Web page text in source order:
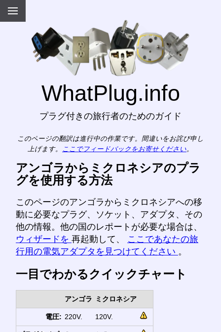
WhatPlug.info
プラグ付きの旅行者のためのガイド
このページの翻訳は進行中の作業です。間違いをお詫び申し
上げます。
ここでフィードバックをお寄せください。
アンゴラからミクロネシアのプラ
グを使用する方法
このページのアンゴラからミクロネシアへの移
動に必要なプラグ、ソケット、アダプタ、その
他の情報。他の国のレポートが必要な場合は、
ウィザードを 再起動して、 ここであなたの旅
行用の電気アダプタを見つけてください 。
一目でわかるクイックチャート
アンゴラ ミクロネシア
電圧: 220V. 120V.